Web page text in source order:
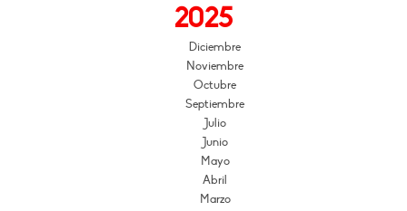
2025
Diciembre
Noviembre
Octubre
Septiembre
Julio
Junio
Mayo
Abril
Marzo